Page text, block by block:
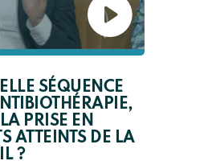
SÉQUENCE
PRISE EN
ATTEINTS DE LA
?